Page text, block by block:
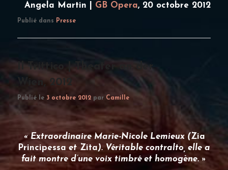
Angela Martin | GB Opera, 20 octobre 2012
Publié dans Presse
Il Trittico | Theater an der
Wien, 2012
Publié le 3 octobre 2012 par Camille
« ExtraordinaireMarie-Nicole Lemieux (Zia
Principessa et Zita). Véritable contralto, elle a
fait montre d’une voix timbré et homogène. »